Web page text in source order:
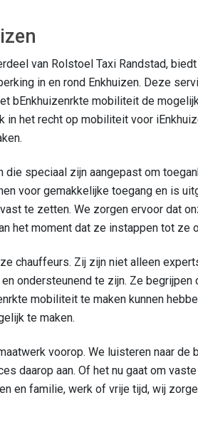
van Rolstoel Taxi Randstad,
in en rond Enkhuizen. Deze
bEnkhuizenrkte mobiliteit de
het recht op mobiliteit voor
speciaal zijn aangepast om
voor gemakkelijke toegang en is
te zetten. We zorgen ervoor dat
het moment dat ze instappen tot ze
chauffeurs. Zij zijn niet alleen
ondersteunend te zijn. Ze begrijpen
mobiliteit te maken kunnen
te maken.
voorop. We luisteren naar de
daarop aan. Of het nu gaat om
en familie, werk of vrije tijd, wij